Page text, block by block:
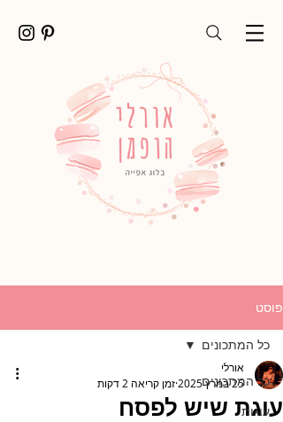
פוסט
כל המתכונים
עוגות
כל המתכונים
עוגת שיש לפסח
אורלי
25 במרץ 2025
זמן קריאה 2 דקות